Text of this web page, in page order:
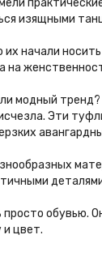
изящными
их начали
на
модный тренд?
Эти
обувью.
и цвет.